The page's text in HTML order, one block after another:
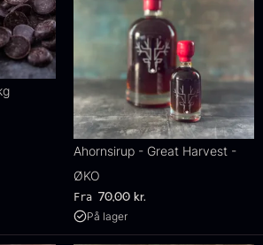
Ahornsirup - Great Harvest -
ØKO
Fra 70,00 kr.
På lager